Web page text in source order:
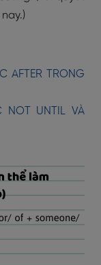
AFTER TRONG
NOT UNTIL VÀ